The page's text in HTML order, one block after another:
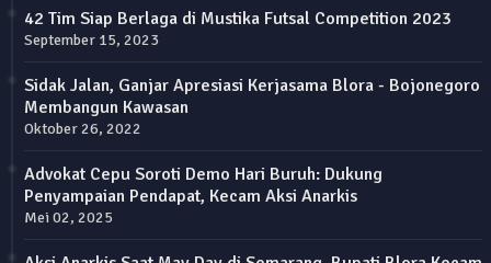
42 Tim Siap Berlaga di Mustika Futsal Competition 2023
September 15, 2023
Sidak Jalan, Ganjar Apresiasi Kerjasama Blora - Bojonegoro
Membangun Kawasan
Oktober 26, 2022
Advokat Cepu Soroti Demo Hari Buruh: Dukung
Penyampaian Pendapat, Kecam Aksi Anarkis
Mei 02, 2025